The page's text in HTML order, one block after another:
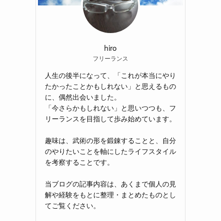
hiro
フリーランス
人生の後半になって、「これが本当にやり
たかったことかもしれない」と思えるもの
に、偶然出会いました。
「今さらかもしれない」と思いつつも、フ
リーランスを目指して歩み始めています。
趣味は、武術の形を鍛錬することと、自分
のやりたいことを軸にしたライフスタイル
を考察することです。
当ブログの記事内容は、あくまで個人の見
解や経験をもとに整理・まとめたものとし
てご覧ください。